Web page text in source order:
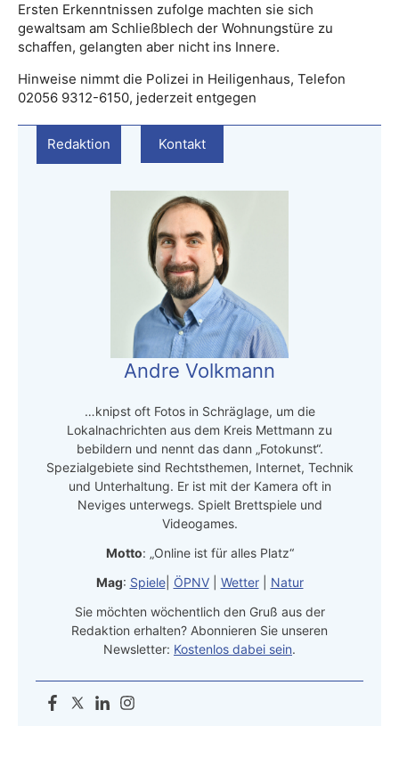
Ersten Erkenntnissen zufolge machten sie sich
gewaltsam am Schließblech der Wohnungstüre zu
schaffen, gelangten aber nicht ins Innere.
Hinweise nimmt die Polizei in Heiligenhaus, Telefon
02056 9312-6150, jederzeit entgegen
Redaktion Kontakt
Andre Volkmann
…knipst oft Fotos in Schräglage, um die
Lokalnachrichten aus dem Kreis Mettmann zu
bebildern und nennt das dann „Fotokunst“.
Spezialgebiete sind Rechtsthemen, Internet, Technik
und Unterhaltung. Er ist mit der Kamera oft in
Neviges unterwegs. Spielt Brettspiele und
Videogames.
Motto: „Online ist für alles Platz“
Mag: Spiele| ÖPNV| Wetter| Natur
Sie möchten wöchentlich den Gruß aus der
Redaktion erhalten? Abonnieren Sie unseren
Newsletter: Kostenlos dabei sein.